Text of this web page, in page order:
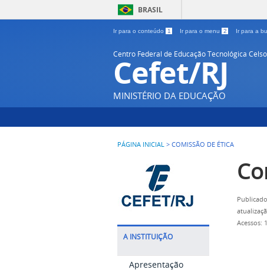
BRASIL
Ir para o conteúdo 1 Ir para o menu 2 Ir para a
Centro Federal de Educação Tecnológica
Cefet/RJ
MINISTÉRIO DA EDUCAÇÃO
PÁGINA INICIAL > COMISSÃO DE ÉTICA
A INSTITUIÇÃO
Apresentação
Acessos: